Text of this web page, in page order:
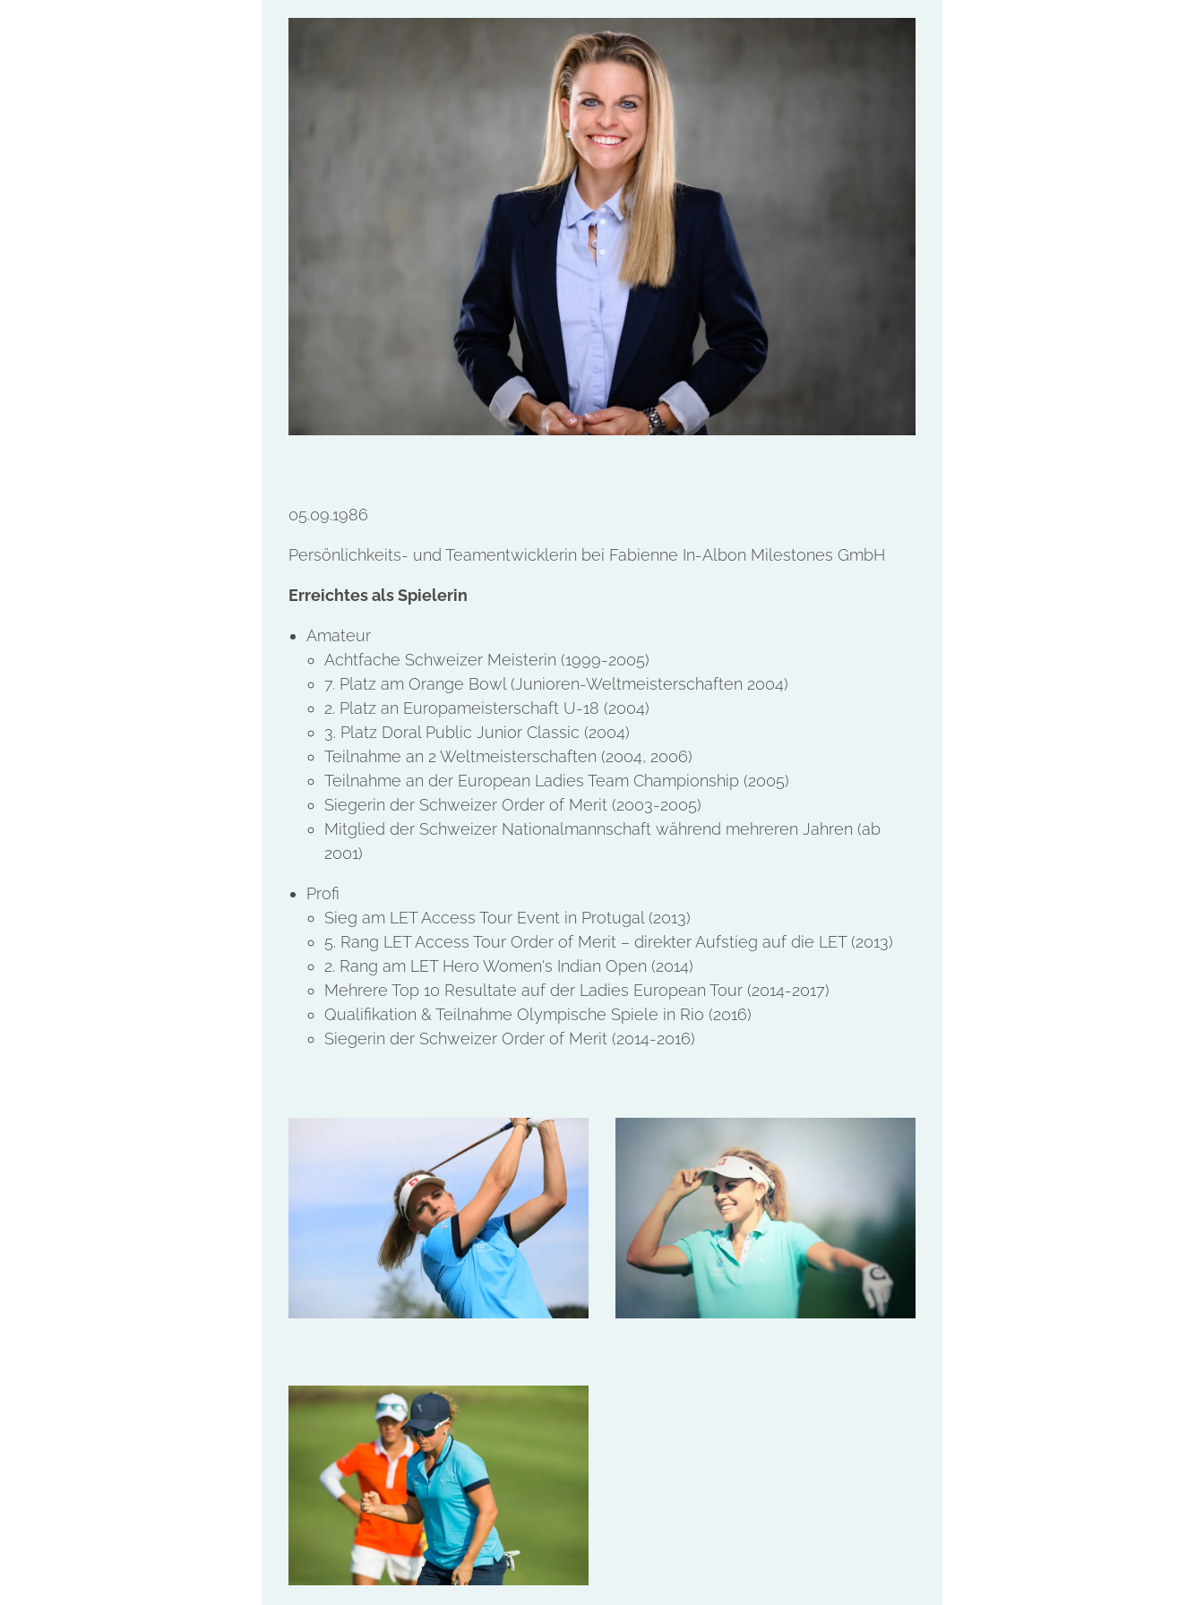
05.09.1986
Persönlichkeits- und Teamentwicklerin bei Fabienne In-Albon Milestones GmbH
Erreichtes als Spielerin
Amateur
Achtfache Schweizer Meisterin (1999-2005)
7. Platz am Orange Bowl (Junioren-Weltmeisterschaften 2004)
2. Platz an Europameisterschaft U-18 (2004)
3. Platz Doral Public Junior Classic (2004)
Teilnahme an 2 Weltmeisterschaften (2004, 2006)
Teilnahme an der European Ladies Team Championship (2005)
Siegerin der Schweizer Order of Merit (2003-2005)
Mitglied der Schweizer Nationalmannschaft während mehreren Jahren (ab
2001)
Profi
Sieg am LET Access Tour Event in Protugal (2013)
5. Rang LET Access Tour Order of Merit – direkter Aufstieg auf die LET (2013)
2. Rang am LET Hero Women's Indian Open (2014)
Mehrere Top 10 Resultate auf der Ladies European Tour (2014-2017)
Qualifikation & Teilnahme Olympische Spiele in Rio (2016)
Siegerin der Schweizer Order of Merit (2014-2016)